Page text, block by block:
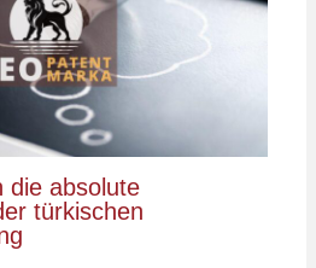
die absolute
türkischen